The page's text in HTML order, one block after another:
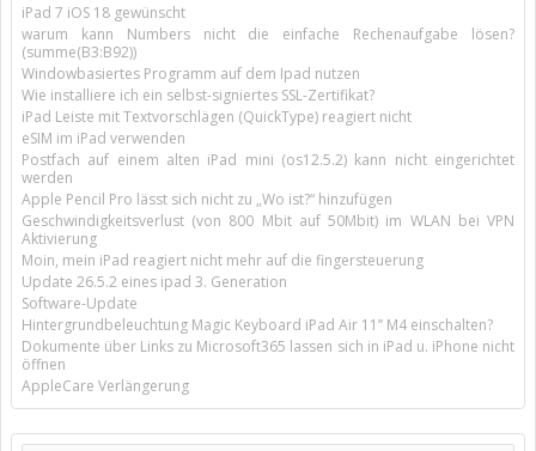
iPad 7 iOS 18 gewünscht
warum kann Numbers nicht die einfache Rechenaufgabe lösen?
(summe(B3:B92))
Windowbasiertes Programm auf dem Ipad nutzen
Wie installiere ich ein selbst-signiertes SSL-Zertifikat?
iPad Leiste mit Textvorschlägen (QuickType) reagiert nicht
eSIM im iPad verwenden
Postfach auf einem alten iPad mini (os12.5.2) kann nicht eingerichtet
werden
Apple Pencil Pro lässt sich nicht zu „Wo ist?“ hinzufügen
Geschwindigkeitsverlust (von 800 Mbit auf 50Mbit) im WLAN bei VPN
Aktivierung
Moin, mein iPad reagiert nicht mehr auf die fingersteuerung
Update 26.5.2 eines ipad 3. Generation
Software-Update
Hintergrundbeleuchtung Magic Keyboard iPad Air 11’’ M4 einschalten?
Dokumente über Links zu Microsoft365 lassen sich in iPad u. iPhone nicht
öffnen
AppleCare Verlängerung